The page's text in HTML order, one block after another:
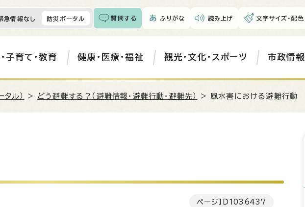
急情報なし 防災ポータル 質問する ふりがな 読み上げ 文字サイズ・配色
子育て・教育 健康・医療・福祉 観光・文化・スポーツ 市政情報
ル） > どう避難する？（避難情報・避難行動・避難先） > 風水害における避難行動
ページID 1036437